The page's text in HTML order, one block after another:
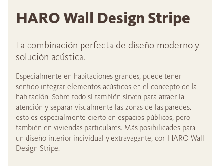
HARO Wall Design Stripe
La combinación perfecta de diseño moderno y
solución acústica.
Especialmente en habitaciones grandes, puede tener
sentido integrar elementos acústicos en el concepto de la
habitación. Sobre todo si también sirven para atraer la
atención y separar visualmente las zonas de las paredes.
esto es especialmente cierto en espacios públicos, pero
también en viviendas particulares. Más posibilidades para
un diseño interior individual y extravagante, con HARO Wall
Design Stripe.